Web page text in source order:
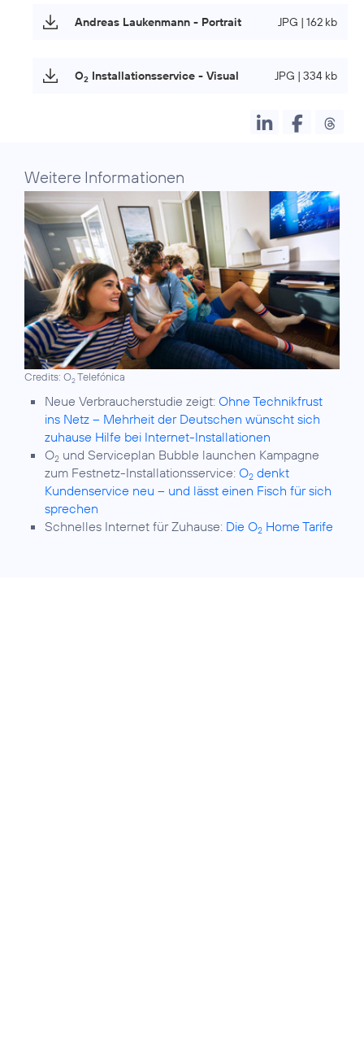
Andreas Laukenmann - Portrait JPG | 162 kb
O2 Installationsservice - Visual JPG | 334 kb
Weitere Informationen
Credits: O2Telefónica
Neue Verbraucherstudie zeigt: Ohne Technikfrust
ins Netz – Mehrheit der Deutschen wünscht sich
zuhause Hilfe bei Internet-Installationen
O2 und Serviceplan Bubble launchen Kampagne
zum Festnetz-Installationsservice: O2 denkt
Kundenservice neu – und lässt einen Fisch für sich
sprechen
Schnelles Internet für Zuhause: Die O2 Home Tarife